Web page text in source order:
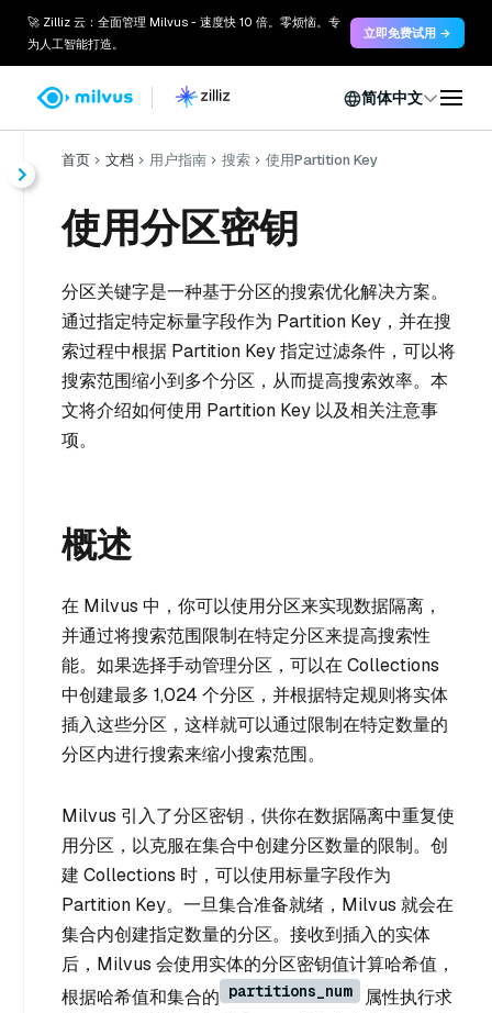
🚀 Zilliz 云：全面管理 Milvus - 速度快 10 倍。零烦恼。专
为人工智能打造。
立即免费试用 →
简体中文
首页 文档 用户指南 搜索 使用Partition Key
使用分区密钥
分区关键字是一种基于分区的搜索优化解决方案。
通过指定特定标量字段作为 Partition Key，并在搜
索过程中根据 Partition Key 指定过滤条件，可以将
搜索范围缩小到多个分区，从而提高搜索效率。本
文将介绍如何使用 Partition Key 以及相关注意事
项。
概述
在 Milvus 中，你可以使用分区来实现数据隔离，
并通过将搜索范围限制在特定分区来提高搜索性
能。如果选择手动管理分区，可以在 Collections
中创建最多 1,024 个分区，并根据特定规则将实体
插入这些分区，这样就可以通过限制在特定数量的
分区内进行搜索来缩小搜索范围。
Milvus 引入了分区密钥，供你在数据隔离中重复使
用分区，以克服在集合中创建分区数量的限制。创
建 Collections 时，可以使用标量字段作为
Partition Key。一旦集合准备就绪，Milvus 就会在
集合内创建指定数量的分区。接收到插入的实体
后，Milvus 会使用实体的分区密钥值计算哈希值，
根据哈希值和集合的 partitions_num
属性执行求